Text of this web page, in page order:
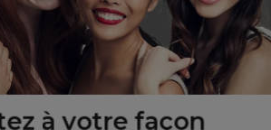
à votre façon